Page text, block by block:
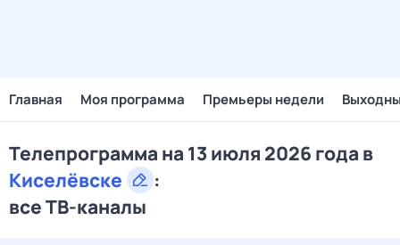
Главная Моя программа Премьеры недели
Телепрограмма на 13 июля 2026 года в
Киселёвске
:
все ТВ-каналы